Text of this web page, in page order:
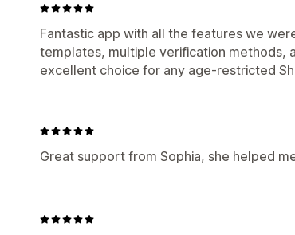
Fantastic app with all the features we
templates, multiple verification methods,
excellent choice for any age-restricted
Great support from Sophia, she helped